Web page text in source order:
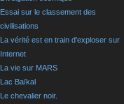
Essai sur le classement des
civilisations
La vérité est en train d'exploser sur
Internet
La vie sur MARS
Lac Baïkal
Le chevalier noir.